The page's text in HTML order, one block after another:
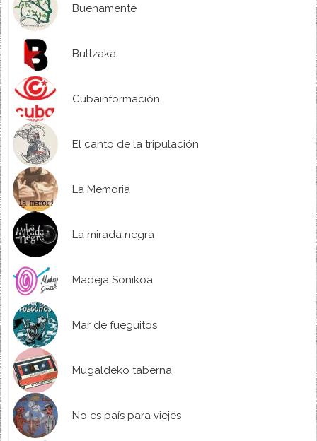
Buenamente
Bultzaka
Cubainformación
El canto de la tripulación
La Memoria
La mirada negra
Madeja Sonikoa
Mar de fueguitos
Mugaldeko taberna
No es país para viejes